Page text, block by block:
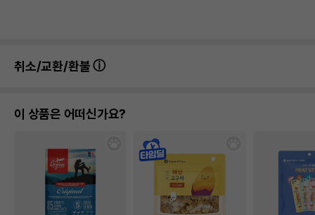
취소/교환/환불
이 상품은 어떠신가요?